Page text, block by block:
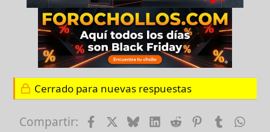
Cerrado para nuevas respuestas
Compartir: FacebookBlueskyLinkedIn
RedditPinterest
Tumblr